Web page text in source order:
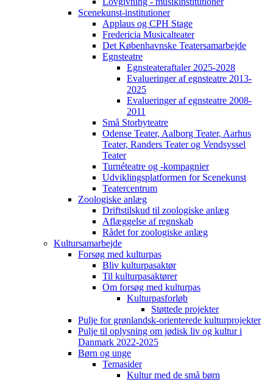
Scenekunst-institutioner
Applaus og CPH Stage
Fredericia Musicalteater
Det Københavnske Teatersamarbejde
Egnsteatre
Egnsteateraftaler 2025-2028
Evalueringer af egnsteatre 2013-
2025
Evalueringer af egnsteatre 2008-
2011
Små Storbyteatre
Odense Teater, Aalborg Teater, Aarhus
Teater, Randers Teater og Vendsyssel
Teater
Turnéteatre og -kompagnier
Udviklingsplatformen for Scenekunst
Teatercentrum
Zoologiske anlæg
Driftstilskud til zoologiske anlæg
Aflæggelse af regnskab
Rådet for zoologiske anlæg
Kultursamarbejde
Forsøg med kulturpas
Bliv kulturpasaktør
Til kulturpasaktører
Om forsøg med kulturpas
Kulturpasforløb
Støttede projekter
Pulje for grønlandsk-orienterede kulturprojekter
Pulje til oplysning om jødisk liv og kultur i
Danmark 2022-2025
Børn og unge
Temasider
Kultur med de små børn